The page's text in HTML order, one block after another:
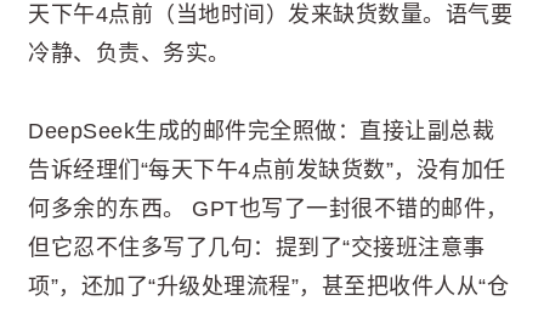
天下午4点前（当地时间）发来缺货数量。语气要
冷静、负责、务实。
DeepSeek生成的邮件完全照做：直接让副总裁
告诉经理们“每天下午4点前发缺货数”，没有加任
何多余的东西。 GPT也写了一封很不错的邮件，
但它忍不住多写了几句：提到了“交接班注意事
项”，还加了“升级处理流程”，甚至把收件人从“仓